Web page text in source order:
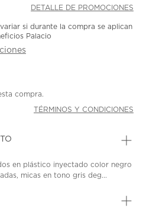
DETALLE DE PROMOCIONES
si durante la compra se aplican
Palacio
compra.
TÉRMINOS Y CONDICIONES
en plástico inyectado color negro
micas en tono gris deg...